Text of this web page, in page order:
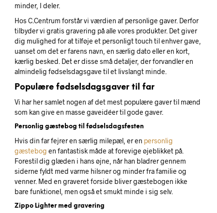
minder, I deler.
Hos C.Centrum forstår vi værdien af personlige gaver. Derfor
tilbyder vi gratis gravering på alle vores produkter. Det giver
dig mulighed for at tilføje et personligt touch til enhver gave,
uanset om det er farens navn, en særlig dato eller en kort,
kærlig besked. Det er disse små detaljer, der forvandler en
almindelig fødselsdagsgave til et livslangt minde.
Populære fødselsdagsgaver til far
Vi har her samlet nogen af det mest populære gaver til mænd
som kan give en masse gaveidéer til gode gaver.
Personlig gæstebog til fødselsdagsfesten
Hvis din far fejrer en særlig milepæl, er en personlig
gæstebog en fantastisk måde at forevige øjeblikket på.
Forestil dig glæden i hans øjne, når han bladrer gennem
siderne fyldt med varme hilsner og minder fra familie og
venner. Med en graveret forside bliver gæstebogen ikke
bare funktionel, men også et smukt minde i sig selv.
Zippo Lighter med gravering